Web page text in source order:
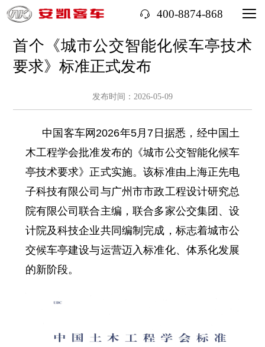
400-8874-868
首个《城市公交智能化候车亭技术
要求》标准正式发布
发布时间：2026-05-09
中国客车网2026年5月7日据悉，经中国土
木工程学会批准发布的《城市公交智能化候车
亭技术要求》正式实施。该标准由上海正先电
子科技有限公司与广州市市政工程设计研究总
院有限公司联合主编，联合多家公交集团、设
计院及科技企业共同编制完成，标志着城市公
交候车亭建设与运营迈入标准化、体系化发展
的新阶段。